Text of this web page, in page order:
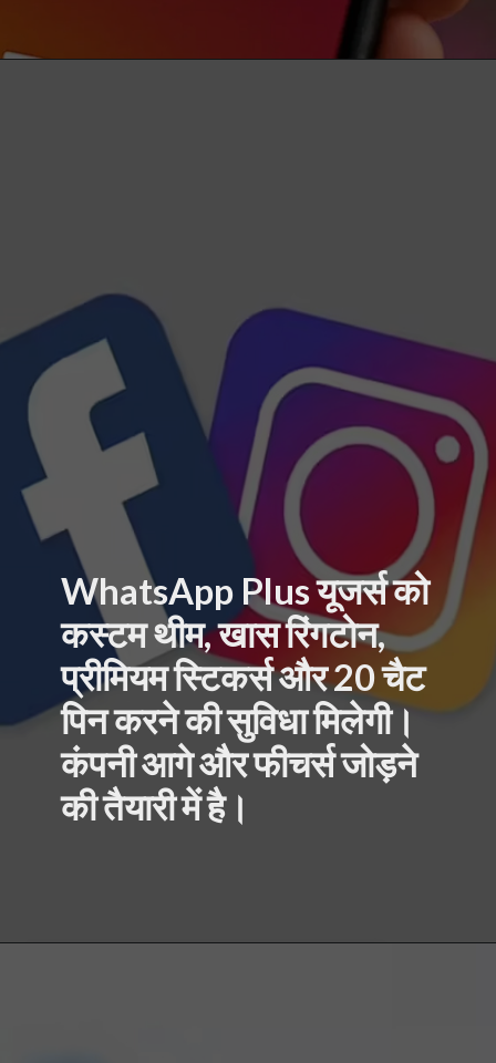
WhatsApp Plus यूजर्स को
कस्टम थीम, खास रिंगटोन,
प्रीमियम स्टिकर्स और 20 चैट
पिन करने की सुविधा मिलेगी।
कंपनी आगे और फीचर्स जोड़ने
की तैयारी में है।